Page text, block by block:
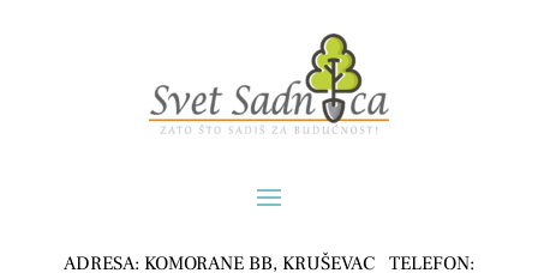
ADRESA: KOMORANE BB, KRUŠEVAC TELEFON: